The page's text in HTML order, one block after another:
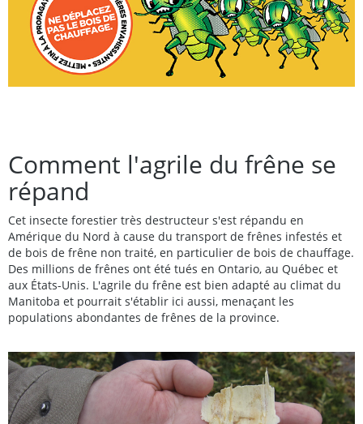
Comment l'agrile du frêne se
répand
Cet insecte forestier très destructeur s'est répandu en
Amérique du Nord à cause du transport de frênes infestés et
de bois de frêne non traité, en particulier de bois de chauffage.
Des millions de frênes ont été tués en Ontario, au Québec et
aux États-Unis. L'agrile du frêne est bien adapté au climat du
Manitoba et pourrait s'établir ici aussi, menaçant les
populations abondantes de frênes de la province.